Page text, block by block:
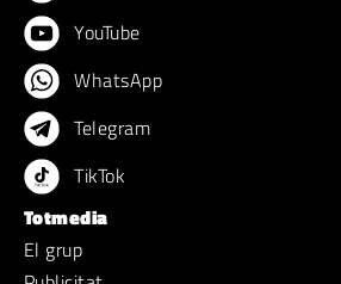
YouTube
WhatsApp
Telegram
TikTok
Totmedia
El grup